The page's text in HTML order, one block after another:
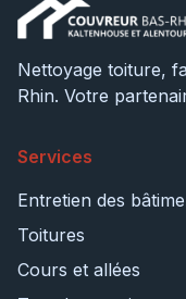
Nettoyage toiture,
Rhin. Votre
Services
Entretien des
Toitures
Cours et allées